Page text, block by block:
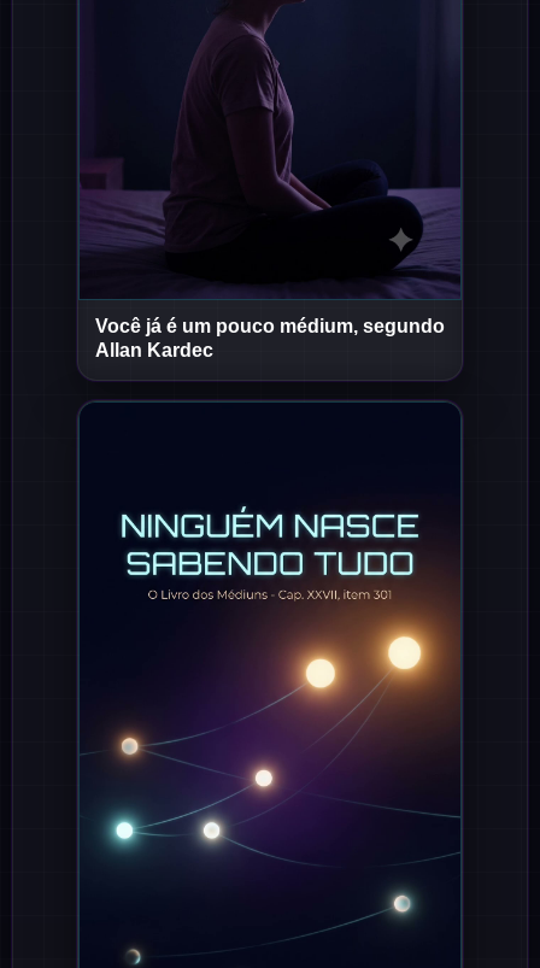
Short Short
Você já é um pouco médium, segundo
Allan Kardec